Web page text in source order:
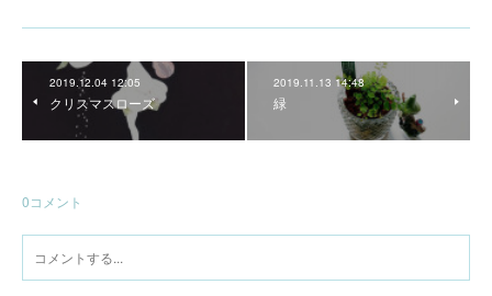
2019.12.04 12:05
クリスマスローズ
2019.11.13 14:48
緑
0コメント